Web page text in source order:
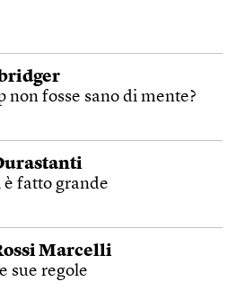
non fosse sano di mente?
è fatto grande
Marcelli
sue regole